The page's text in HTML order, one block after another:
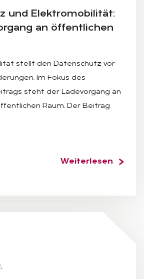
und Elek­tro­mo­bi­li­tät:
an öf­fent­li­chen
stellt den Datenschutz vor
Im Fokus des
steht der Ladevorgang an
Raum. Der Beitrag
Weiterlesen